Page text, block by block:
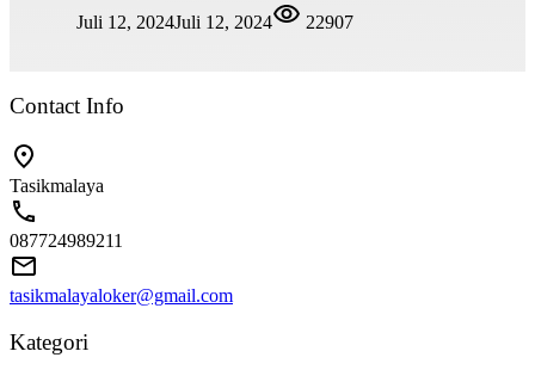
Juli 12, 2024Juli 12, 2024 22907
Contact Info
Tasikmalaya
087724989211
tasikmalayaloker@gmail.com
Kategori